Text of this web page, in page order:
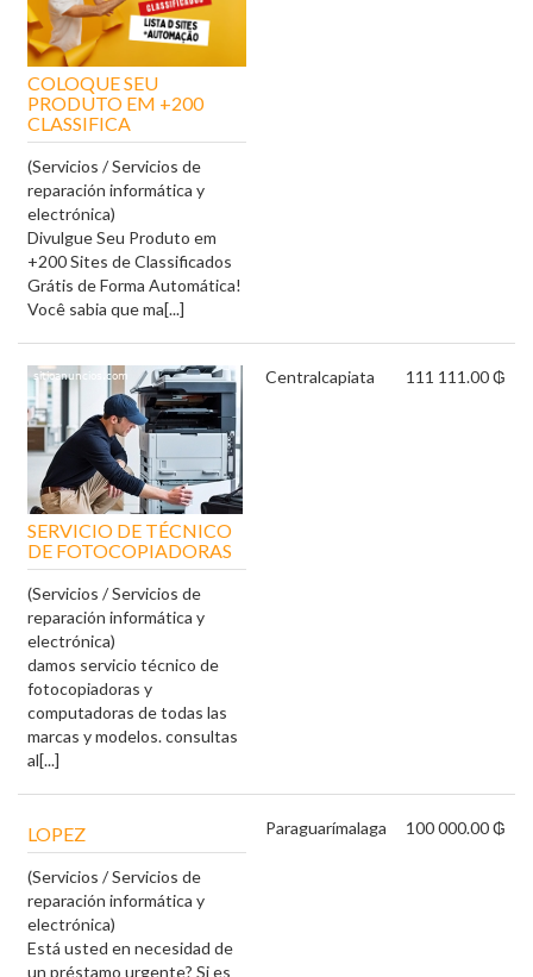
COLOQUE SEU
PRODUTO EM +200
CLASSIFICA
(Servicios / Servicios de
reparación informática y
electrónica)
Divulgue Seu Produto em
+200 Sites de Classificados
Grátis de Forma Automática!
Você sabia que ma[...]
SERVICIO DE TÉCNICO
DE FOTOCOPIADORAS
(Servicios / Servicios de
reparación informática y
electrónica)
damos servicio técnico de
fotocopiadoras y
computadoras de todas las
marcas y modelos. consultas
al[...]
Centralcapiata 111 111.00 ₲
LOPEZ
(Servicios / Servicios de
reparación informática y
electrónica)
Está usted en necesidad de
un préstamo urgente? Si es
Paraguarímalaga 100 000.00 ₲